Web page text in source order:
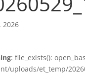
2026
: file_exists():
uploads/et_temp/